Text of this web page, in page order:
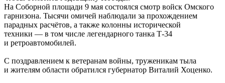
На Соборной площади 9 мая состоялся смотр войск Омского
гарнизона. Тысячи омичей наблюдали за прохождением
парадных расчётов, а также колонны исторической
техники — в том числе легендарного танка Т-34
и ретроавтомобилей.
С поздравлением к ветеранам войны, труженикам тыла
и жителям области обратился губернатор Виталий Хоценко.